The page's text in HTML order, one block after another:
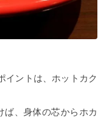
イントは、ホットカク
ば、身体の芯からホカ